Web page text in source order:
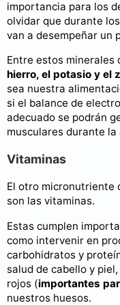
importancia para los
olvidar que durante
van a desempeñar un
Entre estos minerales
hierro, el potasio y el
sea nuestra
si el balance de
adecuado se podrán
musculares durante
Vitaminas
El otro micronutriente
son las vitaminas.
Estas cumplen
como intervenir en
carbohidratos y
salud de cabello y
rojos (importantes
nuestros huesos.